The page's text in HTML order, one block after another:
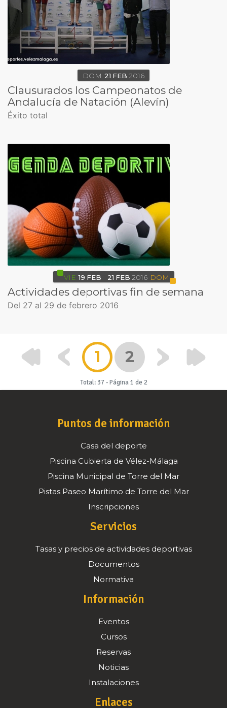
DOM 21 FEB 2016
Clausurados los Campeonatos de
Andalucía de Natación (Alevín)
Éxito total
VIE 19 FEB 21 FEB 2016 DOM
Actividades deportivas fin de semana
Del 27 al 29 de febrero 2016
1 2
Total: 37 -Página 1 de 2
Puntos de información
Casa del deporte
Piscina Cubierta de Vélez-Málaga
Piscina Municipal de Torre del Mar
Pistas Paseo Marítimo de Torre del Mar
Inscripciones
Servicios
Tasas y precios de actividades deportivas
Documentos
Normativa
Información
Eventos
Cursos
Reservas
Noticias
Instalaciones
Enlaces